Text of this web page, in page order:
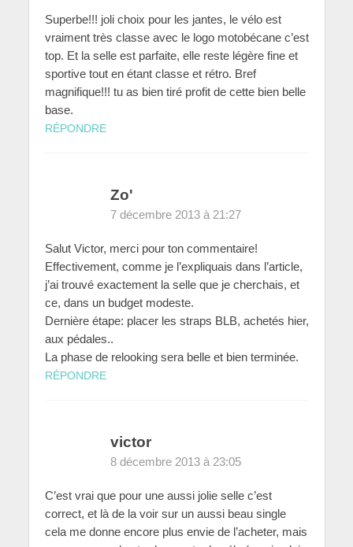
Superbe!!! joli choix pour les jantes, le vélo est
vraiment très classe avec le logo motobécane c’est
top. Et la selle est parfaite, elle reste légère fine et
sportive tout en étant classe et rétro. Bref
magnifique!!! tu as bien tiré profit de cette bien belle
base.
RÉPONDRE
Zo'
7 décembre 2013 à 21:27
Salut Victor, merci pour ton commentaire!
Effectivement, comme je l’expliquais dans l’article,
j’ai trouvé exactement la selle que je cherchais, et
ce, dans un budget modeste.
Dernière étape: placer les straps BLB, achetés hier,
aux pédales..
La phase de relooking sera belle et bien terminée.
RÉPONDRE
victor
8 décembre 2013 à 23:05
C’est vrai que pour une aussi jolie selle c’est
correct, et là de la voir sur un aussi beau single
cela me donne encore plus envie de l’acheter, mais